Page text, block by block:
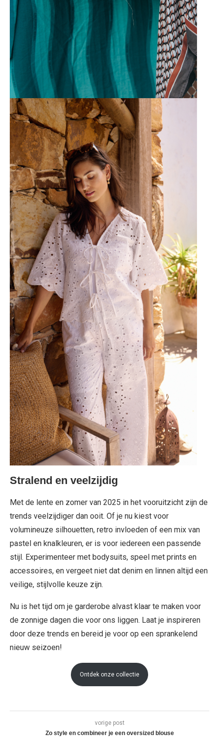
Stralend en veelzijdig
Met de lente en zomer van 2025 in het vooruitzicht zijn de
trends veelzijdiger dan ooit. Of je nu kiest voor
volumineuze silhouetten, retro invloeden of een mix van
pastel en knalkleuren, er is voor iedereen een passende
stijl. Experimenteer met bodysuits, speel met prints en
accessoires, en vergeet niet dat denim en linnen altijd een
veilige, stijlvolle keuze zijn.
Nu is het tijd om je garderobe alvast klaar te maken voor
de zonnige dagen die voor ons liggen. Laat je inspireren
door deze trends en bereid je voor op een sprankelend
nieuw seizoen!
Ontdek onze collectie
vorige post
Zo style en combineer je een oversized blouse